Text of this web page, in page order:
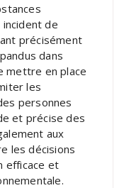
incident de
précisément
dans
mettre en place
les
personnes
et précise des
aux
les décisions
efficace et